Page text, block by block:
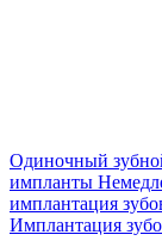
Одиночный
импланты
имплантация
Имплантация